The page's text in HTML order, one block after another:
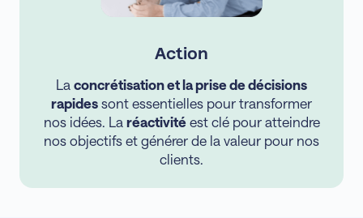
Action
La concrétisation et la prise de décisions
rapides sont essentielles pour transformer
nos idées. La réactivitéest clé pour atteindre
nos objectifs et générer de la valeur pour nos
clients.